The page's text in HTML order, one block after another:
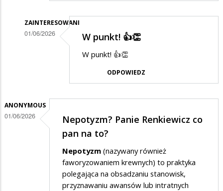
ZAINTERESOWANI
01/06/2026
odpowiedzi
na
wschodzie
W punkt! 👍👏
W punkt! 👍👏
ODPOWIEDZ
ANONYMOUS
01/06/2026
Nepotyzm? Panie Renkiewicz co
pan na to?
Nepotyzm (nazywany również
faworyzowaniem krewnych) to praktyka
polegająca na obsadzaniu stanowisk,
przyznawaniu awansów lub intratnych